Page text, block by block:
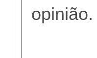
opinião.